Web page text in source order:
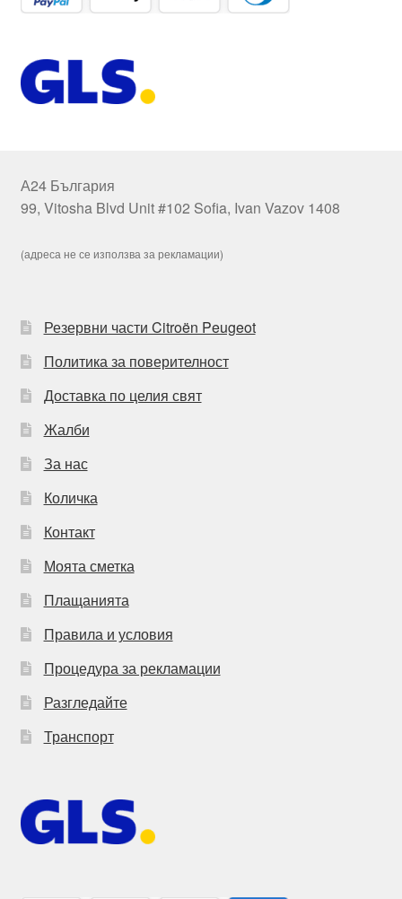
А24 България
99, Vitosha Blvd Unit #102 Sofia, Ivan Vazov 1408
(адреса не се използва за рекламации)
Резервни части Citroën Peugeot
Политика за поверителност
Доставка по целия свят
Жалби
За нас
Количка
Контакт
Моята сметка
Плащанията
Правила и условия
Процедура за рекламации
Разгледайте
Транспорт